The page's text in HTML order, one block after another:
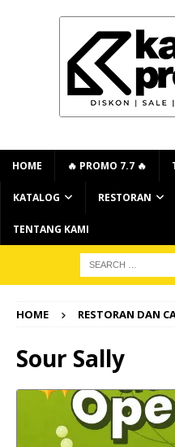
HOME 🔥 PROMO 7.7 🔥
KATALOG RESTORAN
TENTANG KAMI
HOME RESTORAN DAN
Sour Sally